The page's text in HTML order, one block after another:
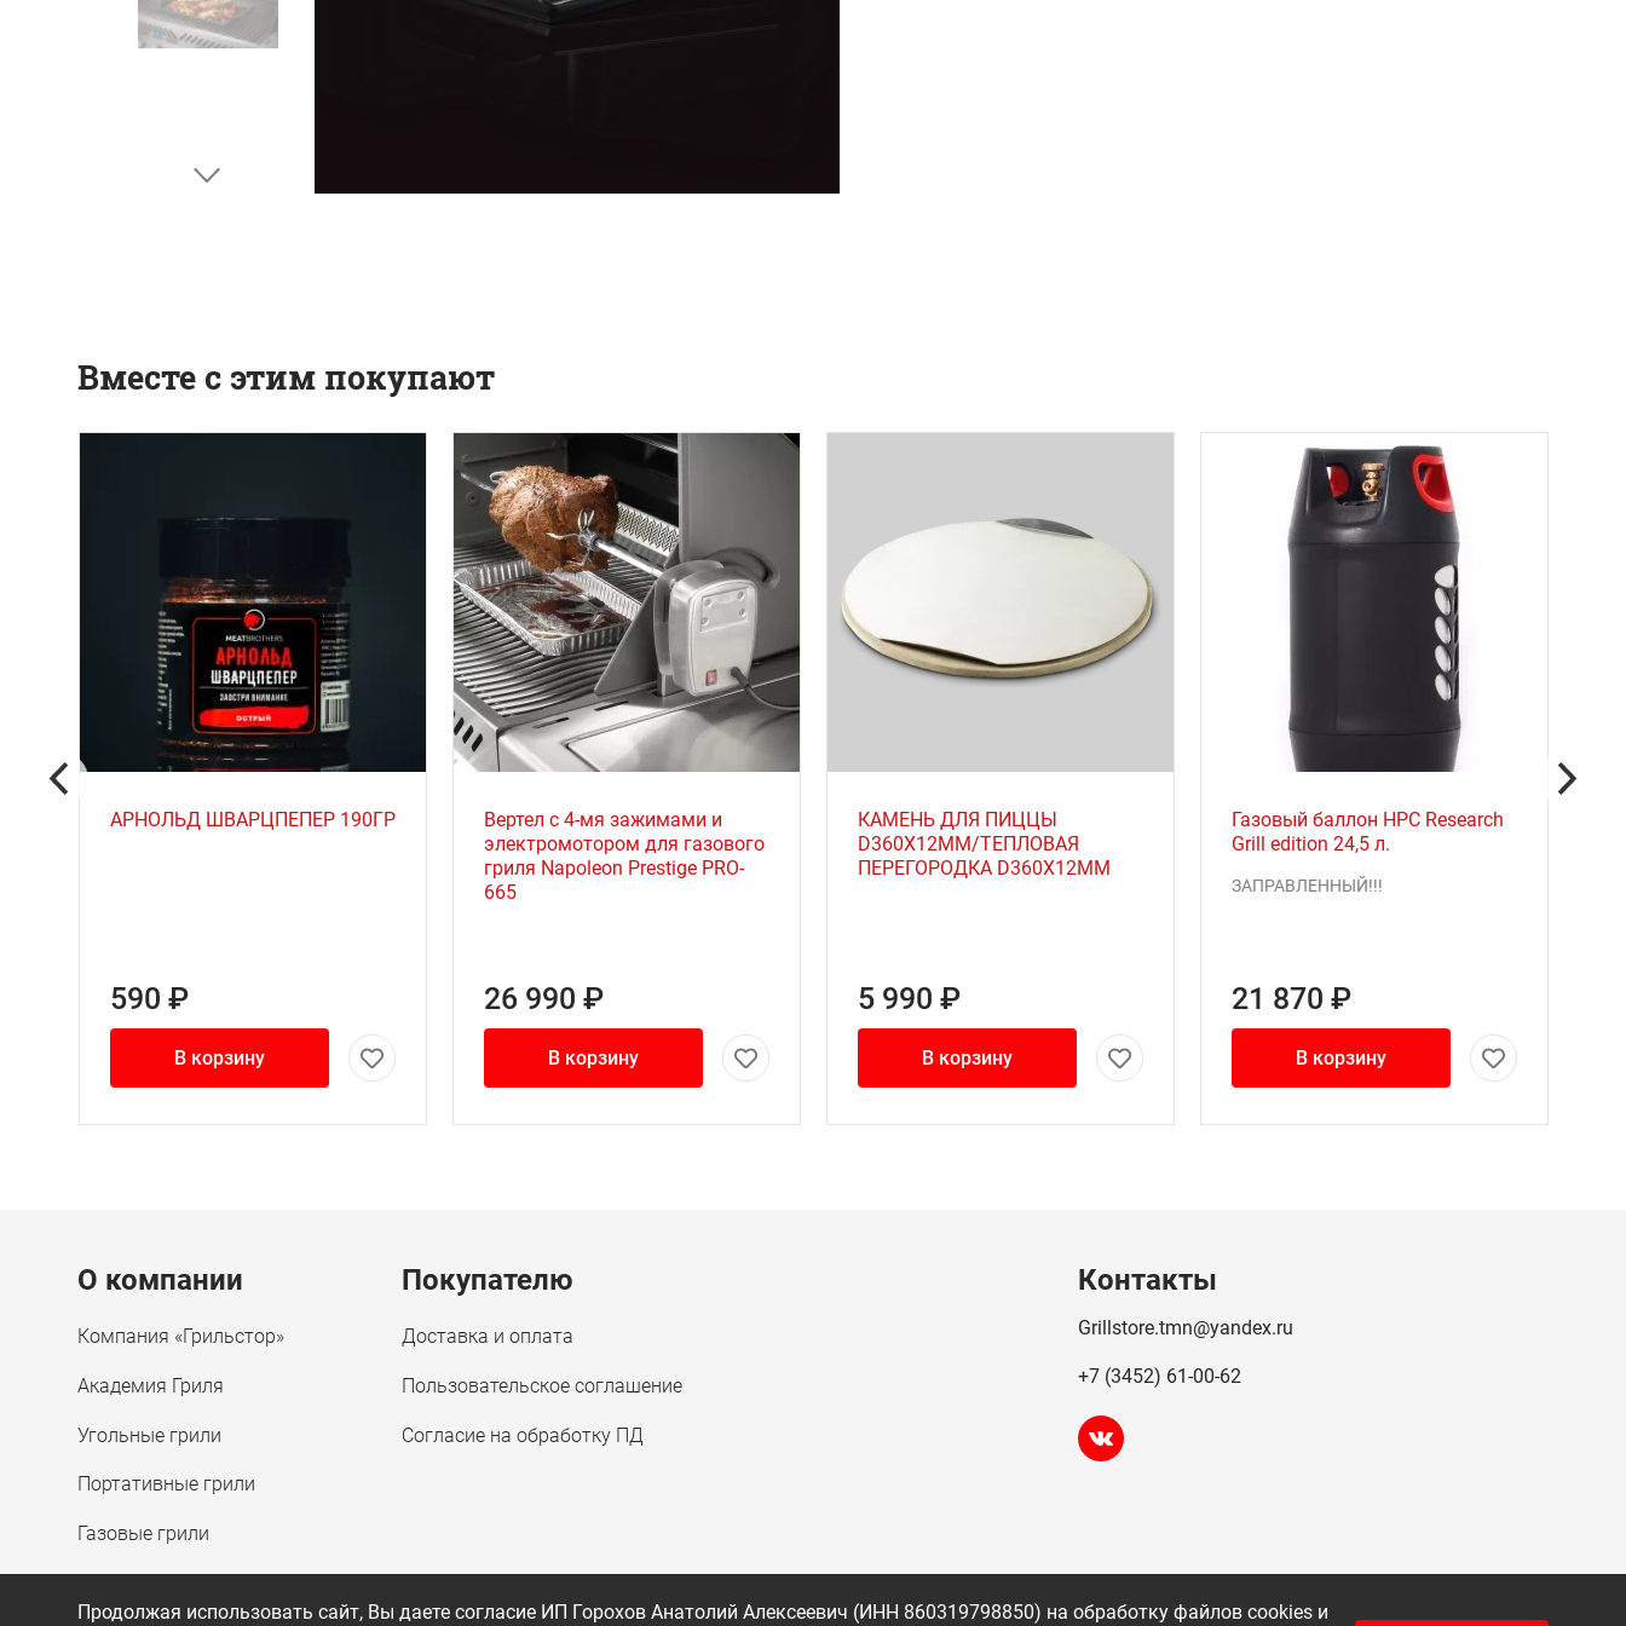
Вместе с этим покупают
АРНОЛЬД ШВАРЦПЕПЕР 190ГР
590 ₽
В корзину
Вертел с 4-мя зажимами и
электромотором для газового
гриля Napoleon Prestige PRO-
665
26 990 ₽
В корзину
КАМЕНЬ ДЛЯ ПИЦЦЫ
D360Х12ММ/ТЕПЛОВАЯ
ПЕРЕГОРОДКА D360X12ММ
5 990 ₽
В корзину
Газовый баллон HPC Research
Grill edition 24,5 л.
ЗАПРАВЛЕННЫЙ!!!
21 870 ₽
В корзину
Menu footer
О компании
Компания «Грильстор»
Академия Гриля
Угольные грили
Портативные грили
Газовые грили
Покупателю
Доставка и оплата
Пользовательское соглашение
Согласие на обработку ПД
Контакты
Grillstore.tmn@yandex.ru
+7 (3452) 61-00-62
Продолжая использовать сайт, Вы даете согласие ИП Горохов Анатолий Алексеевич (ИНН 860319798850) на обработку файлов cookies и